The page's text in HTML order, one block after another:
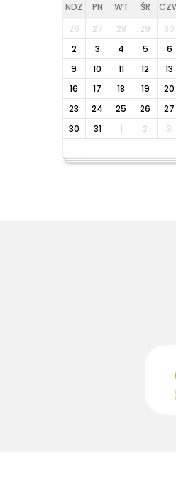
NDZ PN WT ŚR
26
27 28 29 30
2
3 4 5 6
9
10 11 12 13
16
17 18 19 20
23
24 25 26 27
30
31 1 2 3